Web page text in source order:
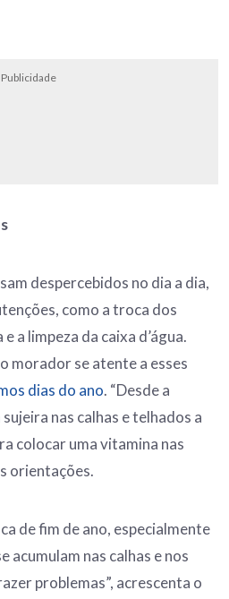
Publicidade
despercebidos no dia a dia,
como a troca dos
a limpeza da caixa d’água.
morador se atente a esses
dias do ano. “Desde a
nas calhas e telhados a
colocar uma vitamina nas
orientações.
de fim de ano, especialmente
acumulam nas calhas e nos
problemas”, acrescenta o